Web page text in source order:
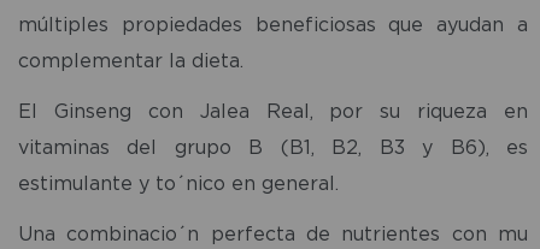
múltiples propiedades beneficiosas que ayudan a
complementar la dieta.
El Ginseng con Jalea Real, por su riqueza en
vitaminas del grupo B (B1, B2, B3 y B6), es
estimulante y to´nico en general.
Una combinacio´n perfecta de nutrientes con mu